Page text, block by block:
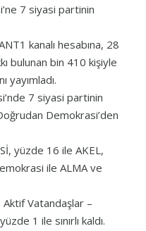
7 siyasi partinin
kanalı hesabına, 28
bulunan bin 410 kişiyle
yayımladı.
7 siyasi partinin
Demokrasi’den
yüzde 16 ile AKEL,
ile ALMA ve
Vatandaşlar –
1 ile sınırlı kaldı.